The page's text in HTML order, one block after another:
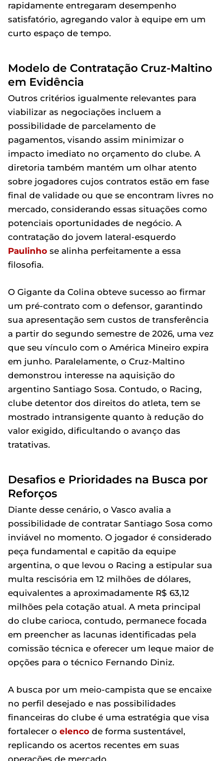
rapidamente entregaram desempenho
satisfatório, agregando valor à equipe em um
curto espaço de tempo.
Modelo de Contratação Cruz-Maltino
em Evidência
Outros critérios igualmente relevantes para
viabilizar as negociações incluem a
possibilidade de parcelamento de
pagamentos, visando assim minimizar o
impacto imediato no orçamento do clube. A
diretoria também mantém um olhar atento
sobre jogadores cujos contratos estão em fase
final de validade ou que se encontram livres no
mercado, considerando essas situações como
potenciais oportunidades de negócio. A
contratação do jovem lateral-esquerdo
Paulinho se alinha perfeitamente a essa
filosofia.
O Gigante da Colina obteve sucesso ao firmar
um pré-contrato com o defensor, garantindo
sua apresentação sem custos de transferência
a partir do segundo semestre de 2026, uma vez
que seu vínculo com o América Mineiro expira
em junho. Paralelamente, o Cruz-Maltino
demonstrou interesse na aquisição do
argentino Santiago Sosa. Contudo, o Racing,
clube detentor dos direitos do atleta, tem se
mostrado intransigente quanto à redução do
valor exigido, dificultando o avanço das
tratativas.
Desafios e Prioridades na Busca por
Reforços
Diante desse cenário, o Vasco avalia a
possibilidade de contratar Santiago Sosa como
inviável no momento. O jogador é considerado
peça fundamental e capitão da equipe
argentina, o que levou o Racing a estipular sua
multa rescisória em 12 milhões de dólares,
equivalentes a aproximadamente R$ 63,12
milhões pela cotação atual. A meta principal
do clube carioca, contudo, permanece focada
em preencher as lacunas identificadas pela
comissão técnica e oferecer um leque maior de
opções para o técnico Fernando Diniz.
A busca por um meio-campista que se encaixe
no perfil desejado e nas possibilidades
financeiras do clube é uma estratégia que visa
fortalecer o elenco de forma sustentável,
replicando os acertos recentes em suas
operações de mercado.